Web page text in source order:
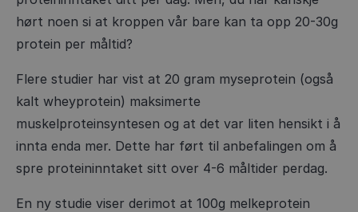
hørt noen si at kroppen vår bare kan ta opp 20-30g
protein per måltid?
Flere studier har vist at 20 gram myseprotein (også
kalt wheyprotein) maksimerte
muskelproteinsyntesen og at det var liten hensikt i å
innta enda mer. Dette har ført til anbefalingen om å
spre proteininntaket sitt over 4-6 måltider perdag.
En ny studie viser derimot at 100g melkeprotein